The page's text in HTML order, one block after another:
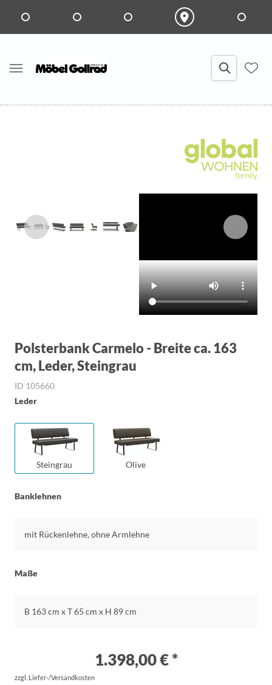
Polsterbank Carmelo - Breite ca. 163
cm, Leder, Steingrau
ID 105660
Leder
Steingrau Olive
Banklehnen
mit Rückenlehne, ohne Armlehne
Maße
B 163 cm x T 65 cm x H 89 cm
1.398,00 € *
zzgl. Liefer-/Versandkosten